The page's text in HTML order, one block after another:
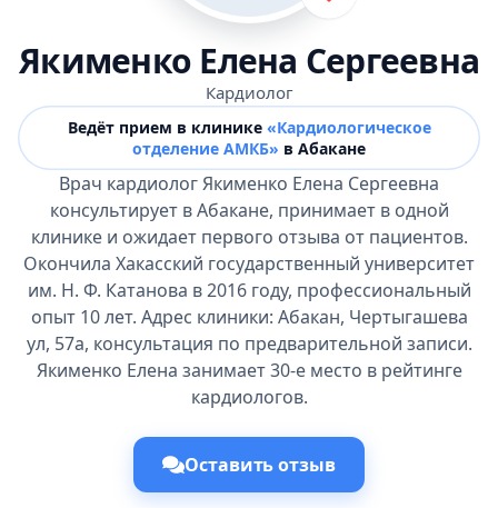
Якименко Елена Сергеевна
Кардиолог
Ведёт прием в клинике «Кардиологическое
отделение АМКБ» в Абакане
Врач кардиолог Якименко Елена Сергеевна
консультирует в Абакане, принимает в одной
клинике и ожидает первого отзыва от пациентов.
Окончила Хакасский государственный университет
им. Н. Ф. Катанова в 2016 году, профессиональный
опыт 10 лет. Адрес клиники: Абакан, Чертыгашева
ул, 57а, консультация по предварительной записи.
Якименко Елена занимает 30-е место в рейтинге
кардиологов.
Оставить отзыв